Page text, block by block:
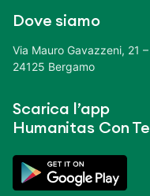
Dove siamo
Via Mauro Gavazzeni, 21 –
24125 Bergamo
Scarica l’app
Humanitas Con Te